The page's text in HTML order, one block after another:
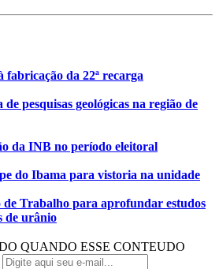
da 22ª recarga
pesquisas geológicas na região de
da INB no período eleitoral
do Ibama para vistoria na unidade
Trabalho para aprofundar estudos
de urânio
QUANDO ESSE CONTEUDO